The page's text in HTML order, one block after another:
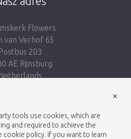
Flowers
van Verhof 65
Postbus 203
AE Rijnsburg
Netherlands
tools use cookies, which are
and required to achieve the
cookie policy. If you want to learn
×